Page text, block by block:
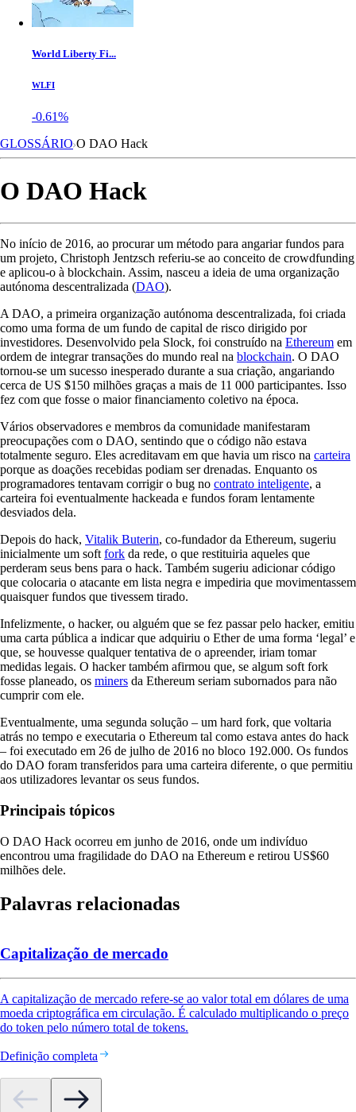
World Liberty Fi...
WLFI
-0.61%
GLOSSÁRIO O DAO Hack
O DAO Hack
No início de 2016, ao procurar um método para angariar fundos para
um projeto, Christoph Jentzsch referiu-se ao conceito de crowdfunding
e aplicou-o à blockchain. Assim, nasceu a ideia de uma organização
autónoma descentralizada (DAO).
A DAO, a primeira organização autónoma descentralizada, foi criada
como uma forma de um fundo de capital de risco dirigido por
investidores. Desenvolvido pela Slock, foi construído na Ethereum em
ordem de integrar transações do mundo real na blockchain. O DAO
tornou-se um sucesso inesperado durante a sua criação, angariando
cerca de US $150 milhões graças a mais de 11 000 participantes. Isso
fez com que fosse o maior financiamento coletivo na época.
Vários observadores e membros da comunidade manifestaram
preocupações com o DAO, sentindo que o código não estava
totalmente seguro. Eles acreditavam em que havia um risco na carteira
porque as doações recebidas podiam ser drenadas. Enquanto os
programadores tentavam corrigir o bug no contrato inteligente, a
carteira foi eventualmente hackeada e fundos foram lentamente
desviados dela.
Depois do hack, Vitalik Buterin, co-fundador da Ethereum, sugeriu
inicialmente um soft fork da rede, o que restituiria aqueles que
perderam seus bens para o hack. Também sugeriu adicionar código
que colocaria o atacante em lista negra e impediria que movimentassem
quaisquer fundos que tivessem tirado.
Infelizmente, o hacker, ou alguém que se fez passar pelo hacker, emitiu
uma carta pública a indicar que adquiriu o Ether de uma forma ‘legal’ e
que, se houvesse qualquer tentativa de o apreender, iriam tomar
medidas legais. O hacker também afirmou que, se algum soft fork
fosse planeado, os miners da Ethereum seriam subornados para não
cumprir com ele.
Eventualmente, uma segunda solução – um hard fork, que voltaria
atrás no tempo e executaria o Ethereum tal como estava antes do hack
– foi executado em 26 de julho de 2016 no bloco 192.000. Os fundos
do DAO foram transferidos para uma carteira diferente, o que permitiu
aos utilizadores levantar os seus fundos.
Principais tópicos
O DAO Hack ocorreu em junho de 2016, onde um indivíduo
encontrou uma fragilidade do DAO na Ethereum e retirou US$60
milhões dele.
Palavras relacionadas
Capitalização de mercado
A capitalização de mercado refere-se ao valor total em dólares de uma
moeda criptográfica em circulação. É calculado multiplicando o preço
do token pelo número total de tokens.
Definição completa